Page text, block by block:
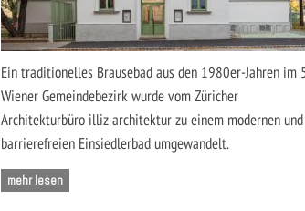
Ein traditionelles Brausebad aus den 1980er-Jahren im
Wiener Gemeindebezirk wurde vom Züricher
Architekturbüro illiz architektur zu einem modernen und
barrierefreien Einsiedlerbad umgewandelt.
mehr lesen